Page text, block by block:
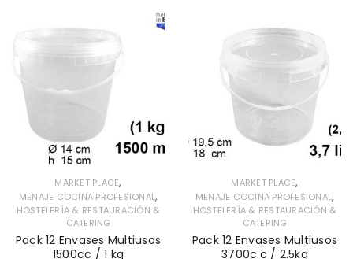
MARKET PLACE,
MENAJE COCINA PROFESIONAL,
HOSTELERÍA & RESTAURACIÓN &
CATERING
Pack 12 Envases Multiusos
1500cc / 1 kg
MARKET PLACE,
MENAJE COCINA PROFESIONAL,
HOSTELERÍA & RESTAURACIÓN &
CATERING
Pack 12 Envases Multiusos
3700c.c / 2.5kg